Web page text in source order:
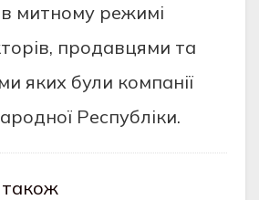
митному режимі
продавцями та
яких були компанії
Республіки.
також